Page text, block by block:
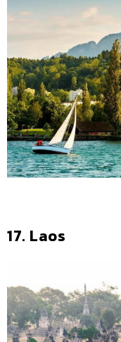
17. Laos